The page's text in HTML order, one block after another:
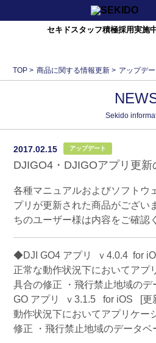
セキドスタッフ積極採用実施
TOP > 商品に関する情報更新 > アップデー
Sekido
2017.02.15 アップデート
DJIGO4・DJIGOアプリ更新
各種マニュアルおよびソフトウ
プリが更新された商品がござい
ちのユーザー様は内容をご確認
◆DJI GO4 アプリ ｖ4.0.4 for
正常な動作状況下においてアプ
具合の修正 ・飛行禁止地域の
GO アプリ ｖ3.1.5 for iOS [更
動作状況下においてアプリケー
修正 ・飛行禁止地域のデータベ